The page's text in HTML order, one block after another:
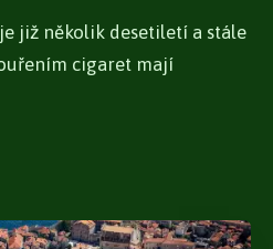
již několik desetiletí a stále
cigaret mají